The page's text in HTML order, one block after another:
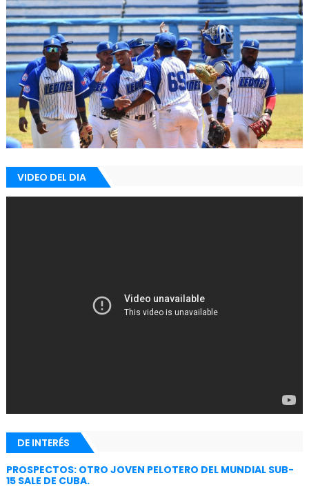
VIDEO DEL DIA
DE INTERÉS
PROSPECTOS: OTRO JOVEN PELOTERO DEL MUNDIAL SUB-
15 SALE DE CUBA.